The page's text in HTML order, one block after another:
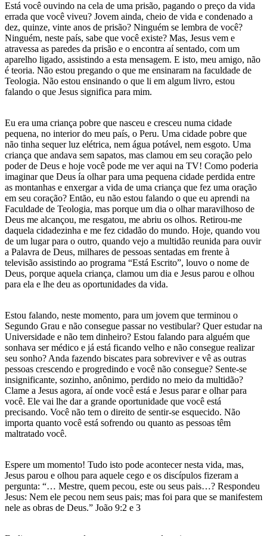
Está você ouvindo na cela de uma prisão, pagando o preço da vida
errada que você viveu? Jovem ainda, cheio de vida e condenado a
dez, quinze, vinte anos de prisão? Ninguém se lembra de você?
Ninguém, neste país, sabe que você existe? Mas, Jesus vem e
atravessa as paredes da prisão e o encontra aí sentado, com um
aparelho ligado, assistindo a esta mensagem. E isto, meu amigo, não
é teoria. Não estou pregando o que me ensinaram na faculdade de
Teologia. Não estou ensinando o que li em algum livro, estou
falando o que Jesus significa para mim.
Eu era uma criança pobre que nasceu e cresceu numa cidade
pequena, no interior do meu país, o Peru. Uma cidade pobre que
não tinha sequer luz elétrica, nem água potável, nem esgoto. Uma
criança que andava sem sapatos, mas clamou em seu coração pelo
poder de Deus e hoje você pode me ver aqui na TV! Como poderia
imaginar que Deus ía olhar para uma pequena cidade perdida entre
as montanhas e enxergar a vida de uma criança que fez uma oração
em seu coração? Então, eu não estou falando o que eu aprendi na
Faculdade de Teologia, mas porque um dia o olhar maravilhoso de
Deus me alcançou, me resgatou, me abriu os olhos. Retirou-me
daquela cidadezinha e me fez cidadão do mundo. Hoje, quando vou
de um lugar para o outro, quando vejo a multidão reunida para ouvir
a Palavra de Deus, milhares de pessoas sentadas em frente à
televisão assistindo ao programa “Está Escrito”, louvo o nome de
Deus, porque aquela criança, clamou um dia e Jesus parou e olhou
para ela e lhe deu as oportunidades da vida.
Estou falando, neste momento, para um jovem que terminou o
Segundo Grau e não consegue passar no vestibular? Quer estudar na
Universidade e não tem dinheiro? Estou falando para alguém que
sonhava ser médico e já está ficando velho e não consegue realizar
seu sonho? Anda fazendo biscates para sobreviver e vê as outras
pessoas crescendo e progredindo e você não consegue? Sente-se
insignificante, sozinho, anônimo, perdido no meio da multidão?
Clame a Jesus agora, aí onde você está e Jesus parar e olhar para
você. Ele vai lhe dar a grande oportunidade que você está
precisando. Você não tem o direito de sentir-se esquecido. Não
importa quanto você está sofrendo ou quanto as pessoas têm
maltratado você.
Espere um momento! Tudo isto pode acontecer nesta vida, mas,
Jesus parou e olhou para aquele cego e os discípulos fizeram a
pergunta: “… Mestre, quem pecou, este ou seus pais…? Respondeu
Jesus: Nem ele pecou nem seus pais; mas foi para que se manifestem
nele as obras de Deus.” João 9:2 e 3